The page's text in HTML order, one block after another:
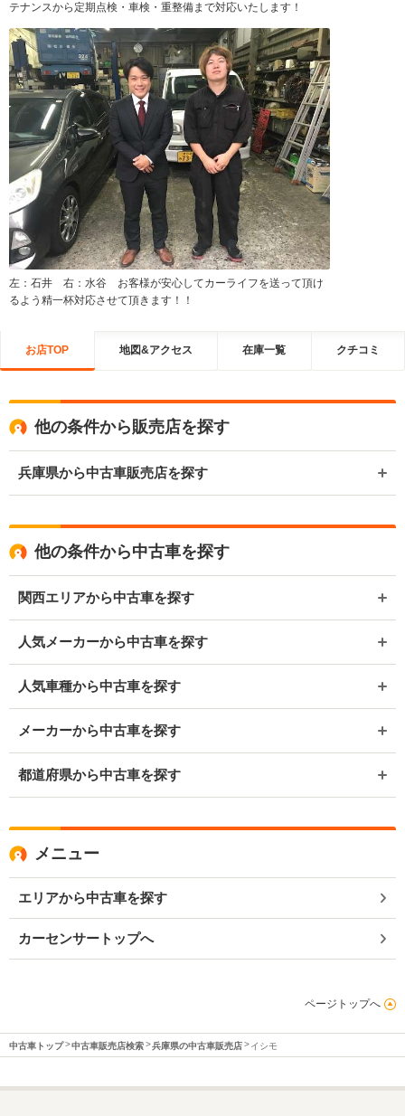
テナンスから定期点検・車検・重整備まで対応いたします！
左：石井 右：水谷 お客様が安心してカーライフを送って頂け
るよう精一杯対応させて頂きます！！
お店TOP 地図&アクセス 在庫一覧 クチコミ
他の条件から販売店を探す
兵庫県から中古車販売店を探す
他の条件から中古車を探す
関西エリアから中古車を探す
人気メーカーから中古車を探す
人気車種から中古車を探す
メーカーから中古車を探す
都道府県から中古車を探す
メニュー
エリアから中古車を探す
カーセンサートップへ
ページトップへ
中古車トップ 中古車販売店検索 兵庫県の中古車販売店 イシモ